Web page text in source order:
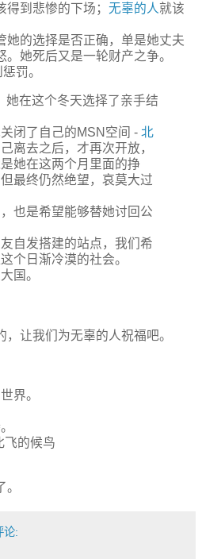
到悲惨的下场； 无辜的人就该
她的选择是否正确，单是她丈夫
她死后又是一轮财产之争。
罚。
她在这个冬天选择了亲手结
闭了自己的MSN空间 - 北
离去之后，才再次开放，
她在这两个月里面的挣
最终仍然绝望，哀莫大过
也是希望能够替她讨回公
自发搭建的站点，我们希
个日渐冷漠的社会。
国。
让我们为无辜的人祝福吧。
界。
飞的候鸟
论: